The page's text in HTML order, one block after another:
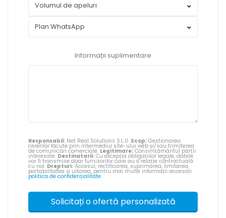
Informații suplimentare
Responsabil: Net Real Solutions S.L.U. Scop: Gestionarea
cererilor făcute prin intermediul site-ului web și/sau trimiterea
de comunicări comerciale. Legitimare: Consimțământul părții
interesate. Destinatarii: Cu excepția obligațiilor legale, datele
vor fi transmise doar furnizorilor care au o relație contractuală
cu noi. Drepturi: Accesul, rectificarea, suprimarea, limitarea,
portabilitatea și uitarea, pentru mai multe informații accesați
politica de confidențialitate .